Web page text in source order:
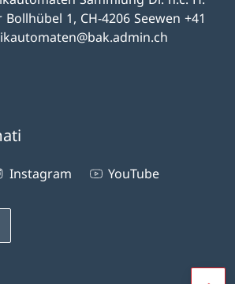
1, CH-4206 Seewen +41
Instagram YouTube